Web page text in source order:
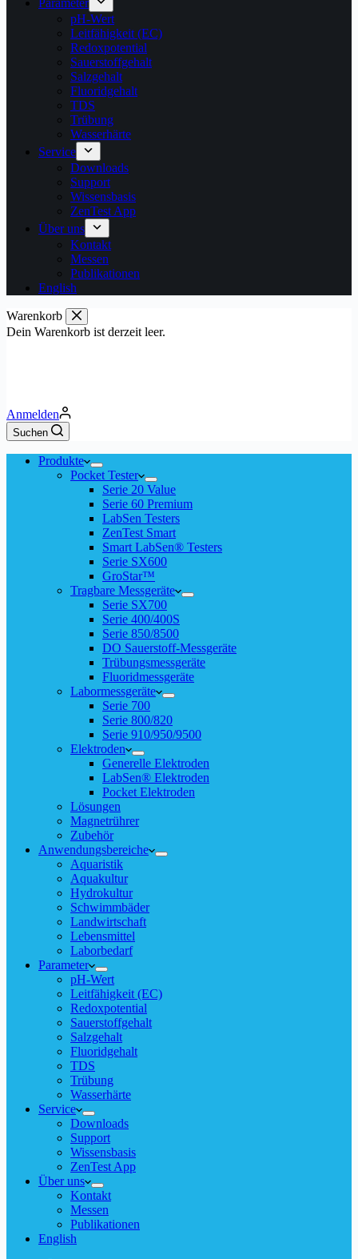
Parameter
pH-Wert
Leitfähigkeit (EC)
Redoxpotential
Sauerstoffgehalt
Salzgehalt
Fluoridgehalt
TDS
Trübung
Wasserhärte
Service
Downloads
Support
Wissensbasis
ZenTest App
Über uns
Kontakt
Messen
Publikationen
English
Warenkorb
Dein Warenkorb ist derzeit leer.
Anmelden
Suchen
Produkte
Pocket Tester
Serie 20 Value
Serie 60 Premium
LabSen Testers
ZenTest Smart
Smart LabSen® Testers
Serie SX600
GroStar™
Tragbare Messgeräte
Serie SX700
Serie 400/400S
Serie 850/8500
DO Sauerstoff-Messgeräte
Trübungsmessgeräte
Fluoridmessgeräte
Labormessgeräte
Serie 700
Serie 800/820
Serie 910/950/9500
Elektroden
Generelle Elektroden
LabSen® Elektroden
Pocket Elektroden
Lösungen
Magnetrührer
Zubehör
Anwendungsbereiche
Aquaristik
Aquakultur
Hydrokultur
Schwimmbäder
Landwirtschaft
Lebensmittel
Laborbedarf
Parameter
pH-Wert
Leitfähigkeit (EC)
Redoxpotential
Sauerstoffgehalt
Salzgehalt
Fluoridgehalt
TDS
Trübung
Wasserhärte
Service
Downloads
Support
Wissensbasis
ZenTest App
Über uns
Kontakt
Messen
Publikationen
English